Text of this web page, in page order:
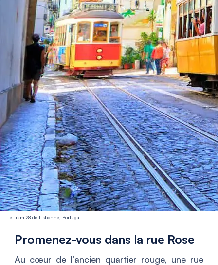
Le Tram 28 de Lisbonne, Portugal
Promenez-vous dans la rue Rose
Au cœur de l’ancien quartier rouge, une rue